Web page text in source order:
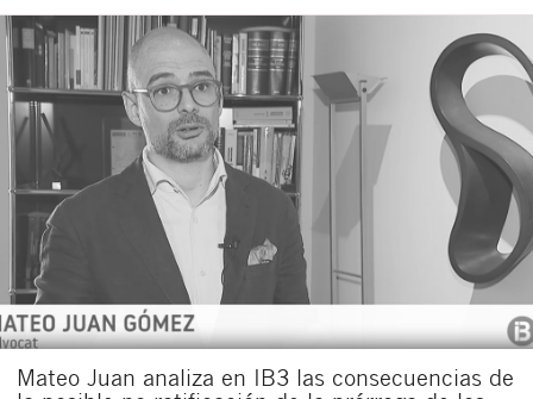
Mateo Juan analiza en IB3 las consecuencias de